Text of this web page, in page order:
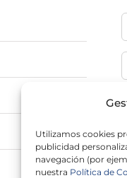
Utilizamos cookies
publicidad
navegación (por
nuestra Política de